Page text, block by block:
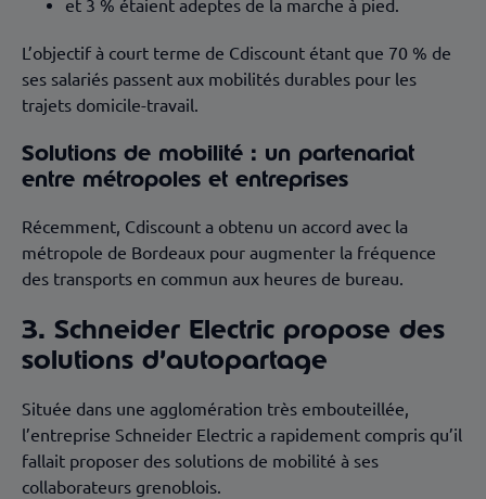
et 3 % étaient adeptes de la marche à pied.
L’objectif à court terme de Cdiscount étant que 70 % de
ses salariés passent aux mobilités durables pour les
trajets domicile-travail.
Solutions de mobilité : un partenariat
entre métropoles et entreprises
Récemment, Cdiscount a obtenu un accord avec la
métropole de Bordeaux pour augmenter la fréquence
des transports en commun aux heures de bureau.
3. Schneider Electric propose des
solutions d’autopartage
Située dans une agglomération très embouteillée,
l’entreprise Schneider Electric a rapidement compris qu’il
fallait proposer des solutions de mobilité à ses
collaborateurs grenoblois.